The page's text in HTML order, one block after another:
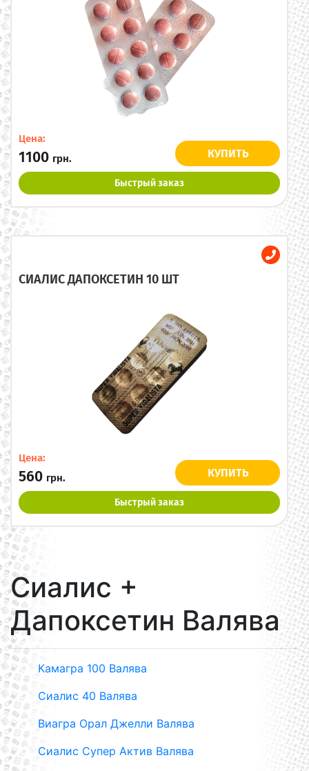
Цена:
1100 грн. КУПИТЬ
Быстрый заказ
СИАЛИС ДАПОКСЕТИН 10 ШТ
Цена:
560 грн. КУПИТЬ
Быстрый заказ
Сиалис +
Дапоксетин Валява
Камагра 100 Валява
Сиалис 40 Валява
Виагра Орал Джелли Валява
Сиалис Супер Актив Валява